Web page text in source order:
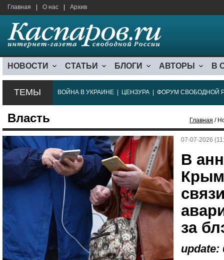
Главная О нас Архив
НОВОСТИ СТАТЬИ БЛОГИ АВТОРЫ В
ТЕМЫ ВОЙНА В УКРАИНЕ ЦЕНЗУРА ФОРУМ СВОБОДНОЙ
Власть Главная /
07-07-2026
В
за
update: